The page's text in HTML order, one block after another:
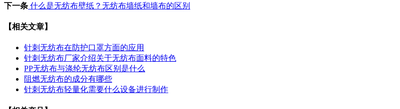
下一条 什么是无纺布壁纸？无纺布墙纸和墙布的区别
【相关文章】
针刺无纺布在防护口罩方面的应用
针刺无纺布厂家介绍关于无纺布面料的特色
PP无纺布与涤纶无纺布区别是什么
阻燃无纺布的成分有哪些
针刺无纺布轻量化需要什么设备进行制作